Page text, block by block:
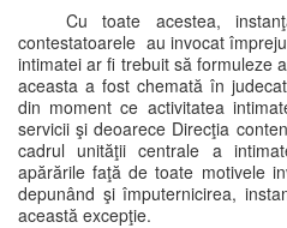
Cu toate acestea,
contestatoarele au invocat
intimatei ar fi trebuit să formuleze
aceasta a fost chemată în
din moment ce activitatea
servicii şi deoarece Direcţia
cadrul unităţii centrale a
apărările faţă de toate motivele
depunând şi împuternicirea,
această excepţie.